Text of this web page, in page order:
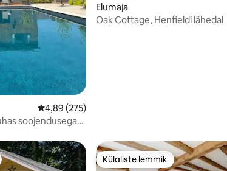
Keskmine hinnang 4,89/5, 275 hinnangut
4,89 (275)
soojendusega
Elumaja
Oak Cottage, Henfieldi lähedal
Külaliste lemmik
Külaliste lemmik